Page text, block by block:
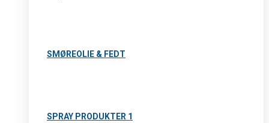
SMØREOLIE & FEDT
SPRAY PRODUKTER 1